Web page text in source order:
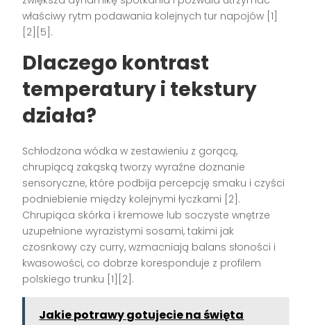
właściwy rytm podawania kolejnych tur napojów [1]
[2][5].
Dlaczego kontrast
temperatury i tekstury
działa?
Schłodzona wódka w zestawieniu z gorącą,
chrupiącą zakąską tworzy wyraźne doznanie
sensoryczne, które podbija percepcję smaku i czyści
podniebienie między kolejnymi łyczkami [2].
Chrupiąca skórka i kremowe lub soczyste wnętrze
uzupełnione wyrazistymi sosami, takimi jak
czosnkowy czy curry, wzmacniają balans słoności i
kwasowości, co dobrze koresponduje z profilem
polskiego trunku [1][2].
Jakie potrawy gotujecie na święta